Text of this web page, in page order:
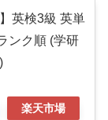
英検3級 英単
ンク順 (学研
楽天市場